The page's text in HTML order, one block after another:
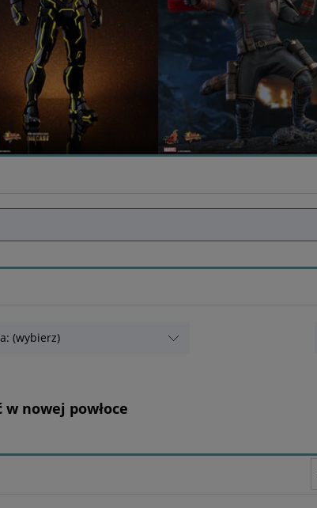
(wybierz)
nowej powłoce